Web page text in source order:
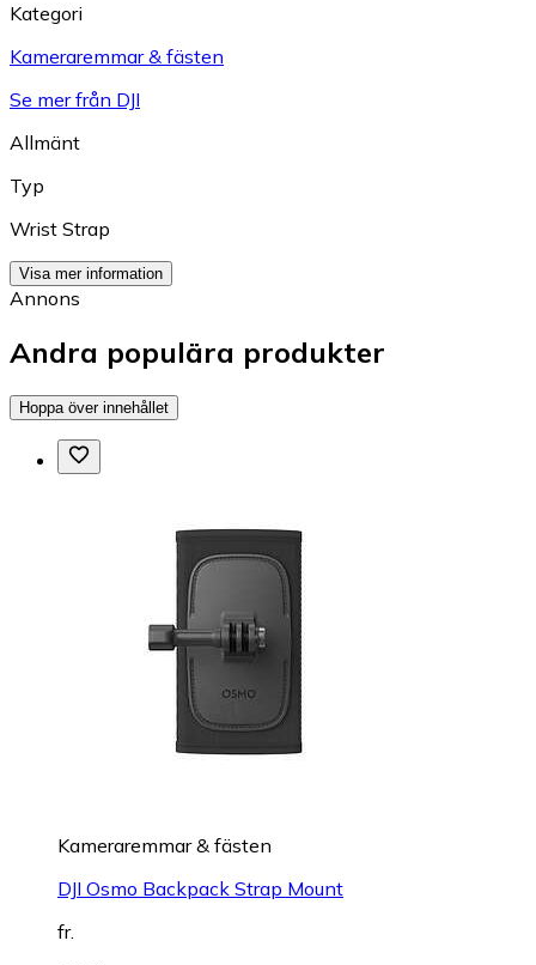
Kategori
Kameraremmar & fästen
Se mer från DJI
Allmänt
Typ
Wrist Strap
Visa mer information
Annons
Andra populära produkter
Hoppa över innehållet
Kameraremmar & fästen
DJI Osmo Backpack Strap Mount
fr.